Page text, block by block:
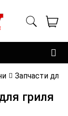
Запчасти для
гриля